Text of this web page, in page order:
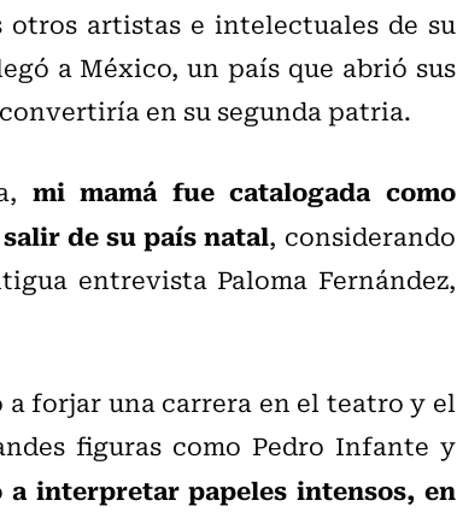
artistas e intelectuales de su
a México, un país que abrió sus
en su segunda patria.
mi mamá fue catalogada como
de su país natal, considerando
entrevista Paloma Fernández,
a forjar una carrera en el teatro y el
figuras como Pedro Infante y
interpretar papeles intensos, en